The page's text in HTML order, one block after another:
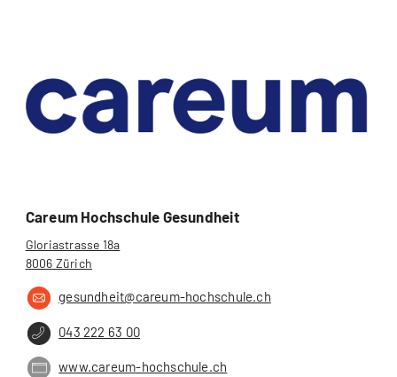
Careum Hochschule Gesundheit
Gloriastrasse 18a
8006 Zürich
gesundheit@careum-hochschule.ch
043 222 63 00
www.careum-hochschule.ch